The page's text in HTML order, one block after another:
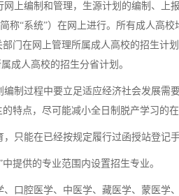
上编制和管理，生源计划的编制、上
称“系统”）在网上进行。所有成人高
门在网上管理所属成人高校的招生计
成人高校的招生分省计划。
制过程中要立足适应经济社会发展需
特点，尽可能减小全日制脱产学习的
只能在已经按规定履行过函授站登记
提供的专业范围内设置招生专业。
口腔医学、中医学、藏医学、蒙医学